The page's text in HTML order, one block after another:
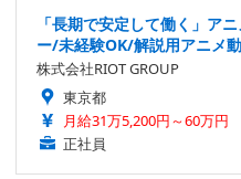
「長期で安定して働く」ア
ー/未経験OK/解説用アニメ
株式会社RIOT GROUP
東京都
月給31万5,200円～60万円
正社員